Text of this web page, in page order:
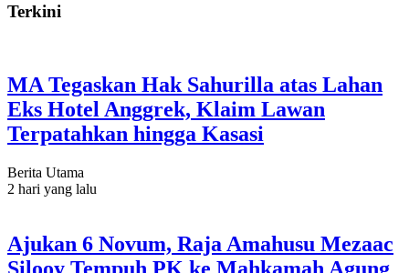
Terkini
MA Tegaskan Hak Sahurilla atas Lahan
Eks Hotel Anggrek, Klaim Lawan
Terpatahkan hingga Kasasi
Berita Utama
2 hari yang lalu
Ajukan 6 Novum, Raja Amahusu Mezaac